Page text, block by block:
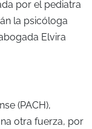
por el pediatra
la psicóloga
Elvira
(PACH),
otra fuerza, por